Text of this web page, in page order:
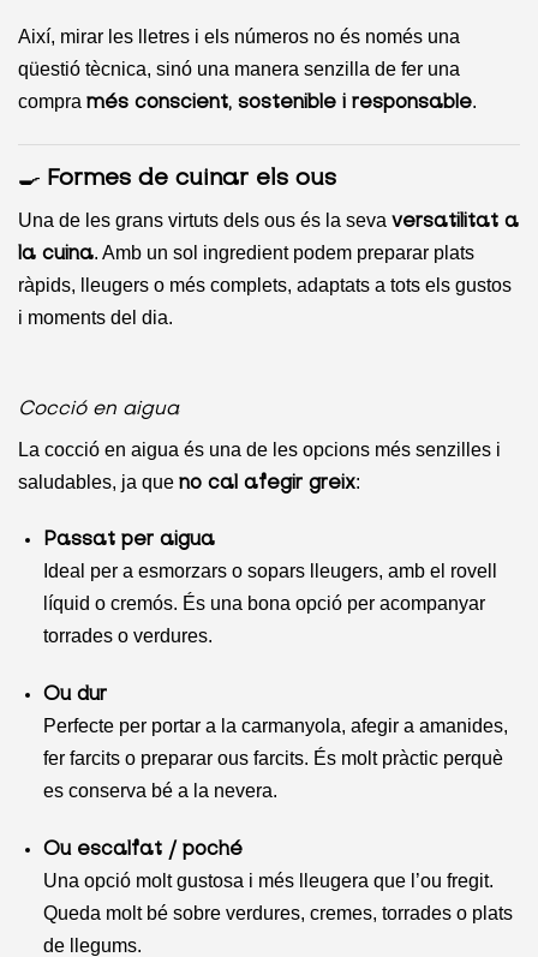
Així, mirar les lletres i els números no és només una
qüestió tècnica, sinó una manera senzilla de fer una
compra més conscient, sostenible i responsable.
🍳 Formes de cuinar els ous
Una de les grans virtuts dels ous és la seva versatilitat a
la cuina. Amb un sol ingredient podem preparar plats
ràpids, lleugers o més complets, adaptats a tots els gustos
i moments del dia.
Cocció en aigua
La cocció en aigua és una de les opcions més senzilles i
saludables, ja que no cal afegir greix:
Passat per aigua
Ideal per a esmorzars o sopars lleugers, amb el rovell
líquid o cremós. És una bona opció per acompanyar
torrades o verdures.
Ou dur
Perfecte per portar a la carmanyola, afegir a amanides,
fer farcits o preparar ous farcits. És molt pràctic perquè
es conserva bé a la nevera.
Ou escalfat / poché
Una opció molt gustosa i més lleugera que l’ou fregit.
Queda molt bé sobre verdures, cremes, torrades o plats
de llegums.